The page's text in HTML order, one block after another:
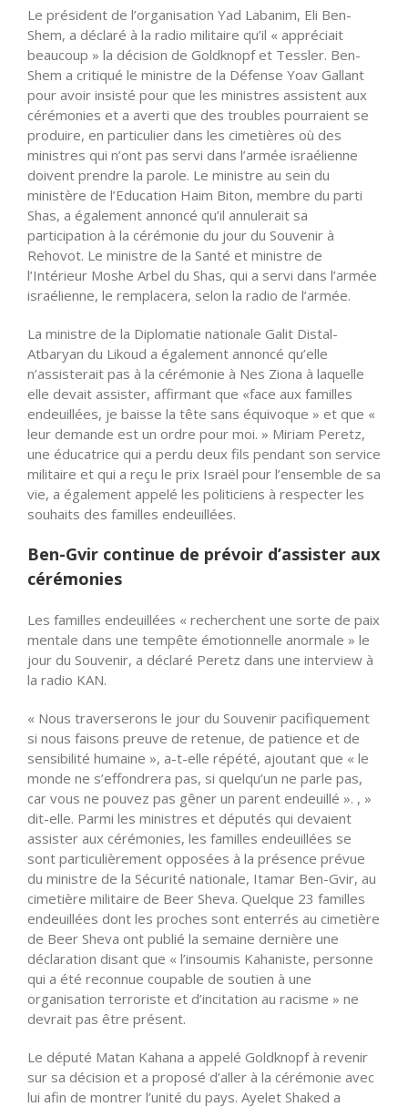
Le président de l’organisation Yad Labanim, Eli Ben-
Shem, a déclaré à la radio militaire qu’il « appréciait
beaucoup » la décision de Goldknopf et Tessler. Ben-
Shem a critiqué le ministre de la Défense Yoav Gallant
pour avoir insisté pour que les ministres assistent aux
cérémonies et a averti que des troubles pourraient se
produire, en particulier dans les cimetières où des
ministres qui n’ont pas servi dans l’armée israélienne
doivent prendre la parole. Le ministre au sein du
ministère de l’Education Haim Biton, membre du parti
Shas, a également annoncé qu’il annulerait sa
participation à la cérémonie du jour du Souvenir à
Rehovot. Le ministre de la Santé et ministre de
l’Intérieur Moshe Arbel du Shas, qui a servi dans l’armée
israélienne, le remplacera, selon la radio de l’armée.
La ministre de la Diplomatie nationale Galit Distal-
Atbaryan du Likoud a également annoncé qu’elle
n’assisterait pas à la cérémonie à Nes Ziona à laquelle
elle devait assister, affirmant que «face aux familles
endeuillées, je baisse la tête sans équivoque » et que «
leur demande est un ordre pour moi. » Miriam Peretz,
une éducatrice qui a perdu deux fils pendant son service
militaire et qui a reçu le prix Israël pour l’ensemble de sa
vie, a également appelé les politiciens à respecter les
souhaits des familles endeuillées.
Ben-Gvir continue de prévoir d’assister aux
cérémonies
Les familles endeuillées « recherchent une sorte de paix
mentale dans une tempête émotionnelle anormale » le
jour du Souvenir, a déclaré Peretz dans une interview à
la radio KAN.
« Nous traverserons le jour du Souvenir pacifiquement
si nous faisons preuve de retenue, de patience et de
sensibilité humaine », a-t-elle répété, ajoutant que « le
monde ne s’effondrera pas, si quelqu’un ne parle pas,
car vous ne pouvez pas gêner un parent endeuillé ». , »
dit-elle. Parmi les ministres et députés qui devaient
assister aux cérémonies, les familles endeuillées se
sont particulièrement opposées à la présence prévue
du ministre de la Sécurité nationale, Itamar Ben-Gvir, au
cimetière militaire de Beer Sheva. Quelque 23 familles
endeuillées dont les proches sont enterrés au cimetière
de Beer Sheva ont publié la semaine dernière une
déclaration disant que « l’insoumis Kahaniste, personne
qui a été reconnue coupable de soutien à une
organisation terroriste et d’incitation au racisme » ne
devrait pas être présent.
Le député Matan Kahana a appelé Goldknopf à revenir
sur sa décision et a proposé d’aller à la cérémonie avec
lui afin de montrer l’unité du pays. Ayelet Shaked a